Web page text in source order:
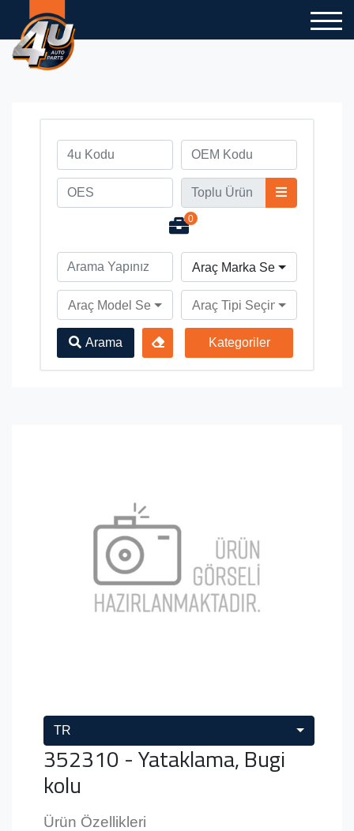
0
Araç Marka Seçiniz
Araç Model Seçiniz Araç Tipi Seçiniz
Arama Kategoriler
TR
352310 - Yataklama, Bugi
kolu
Ürün Özellikleri